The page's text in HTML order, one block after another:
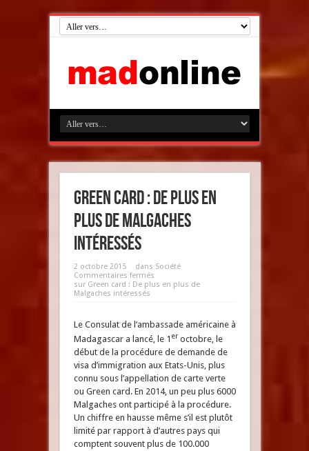
Green card : De plus en
plus de Malgaches
intéressés
2 octobre 2015 dans Société
Commentaires fermés
sur Green card : De plus en plus de
Malgaches intéressés
Le Consulat de l’ambassade américaine à
Madagascar a lancé, le 1 er octobre, le
début de la procédure de demande de
visa d’immigration aux Etats-Unis, plus
connu sous l’appellation de carte verte
ou Green card. En 2014, un peu plus 6000
Malgaches ont participé à la procédure.
Un chiffre en hausse même s’il est plutôt
limité par rapport à d’autres pays qui
comptent souvent plus de 100.000